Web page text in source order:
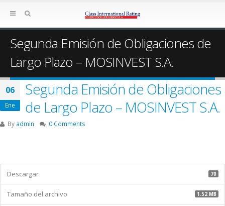
Segunda Emisión de Obligaciones de
Largo Plazo – MOSINVEST S.A.
06
Ene
Segunda Emisión de Obligaciones
de Largo Plazo – MOSINVEST S.A.
By admin 0 Comments
Descargar 70
Tamaño del archivo 1.52 MB